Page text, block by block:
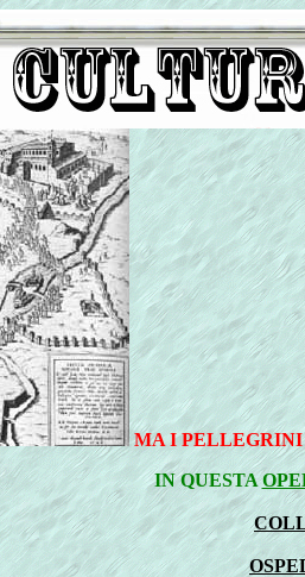
MA I
IN QUESTA